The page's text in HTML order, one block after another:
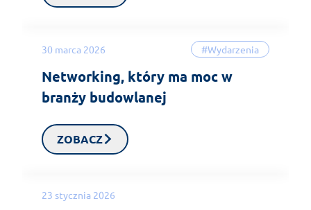
30 marca 2026 #Wydarzenia
Networking, który ma moc w
branży budowlanej
ZOBACZ
23 stycznia 2026